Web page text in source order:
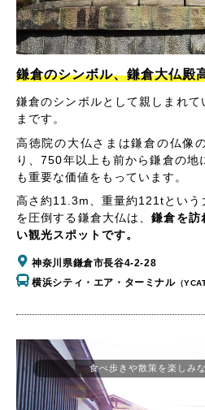
鎌倉のシンボル、鎌倉大仏殿
鎌倉のシンボルとして親しまれて
まです。
高徳院の大仏さまは鎌倉の仏像
り、750年以上も前から鎌倉の地
も重要な価値をもっています。
高さ約11.3m、重量約121tという
を圧倒する鎌倉大仏は、鎌倉を訪
い観光スポットです。
神奈川県鎌倉市長谷4-2-28
横浜シティ・エア・ターミナル（
食べ歩きや散策を楽しみ